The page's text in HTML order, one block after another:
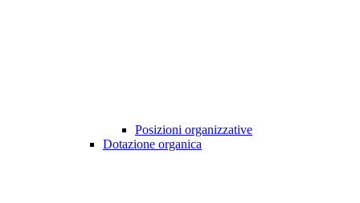
Posizioni organizzative
Dotazione organica